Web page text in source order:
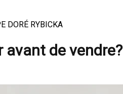
DORÉ RYBICKA
de vendre?